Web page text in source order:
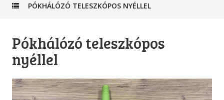
PÓKHÁLÓZÓ TELESZKÓPOS NYÉLLEL
Pókhálózó teleszkópos
nyéllel